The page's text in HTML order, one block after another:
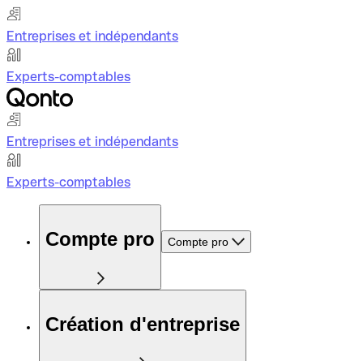
Entreprises et indépendants
Experts-comptables
Entreprises et indépendants
Experts-comptables
Compte pro Compte pro
Création d'entreprise